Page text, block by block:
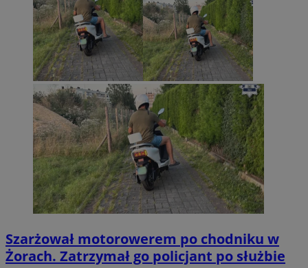
Szarżował motorowerem po chodniku w
Żorach. Zatrzymał go policjant po służbie